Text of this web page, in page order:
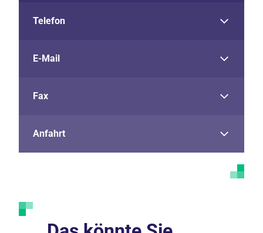
Telefon
E-Mail
Fax
Anfahrt